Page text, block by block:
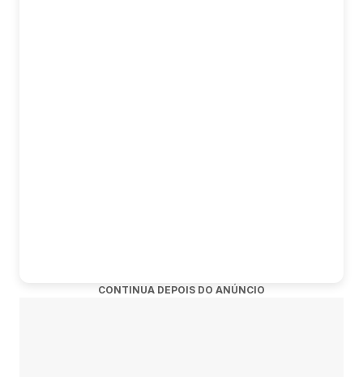
CONTINUA DEPOIS DO ANÚNCIO